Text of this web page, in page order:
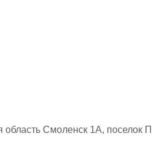
область Смоленск 1А, поселок